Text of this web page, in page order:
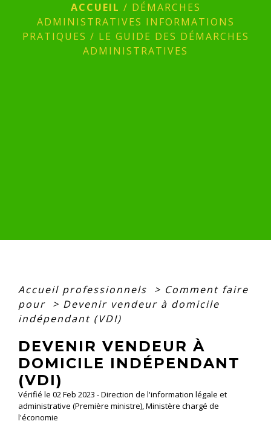
ACCUEIL / DÉMARCHES
ADMINISTRATIVES INFORMATIONS
PRATIQUES / LE GUIDE DES DÉMARCHES
ADMINISTRATIVES
Accueil professionnels > Comment faire
pour > Devenir vendeur à domicile
indépendant (VDI)
DEVENIR VENDEUR À
DOMICILE INDÉPENDANT
(VDI)
Vérifié le 02 Feb 2023 - Direction de l'information légale et
administrative (Première ministre), Ministère chargé de
l'économie